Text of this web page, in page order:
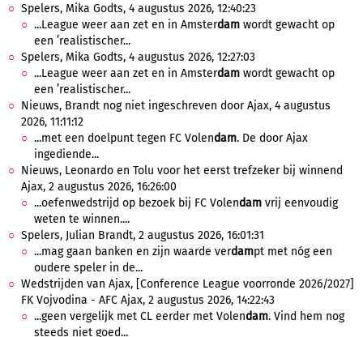
Spelers, Mika Godts, 4 augustus 2026, 12:40:23
...League weer aan zet en in Amsterdam wordt gewacht op
een ’realistischer...
Spelers, Mika Godts, 4 augustus 2026, 12:27:03
...League weer aan zet en in Amsterdam wordt gewacht op
een ’realistischer...
Nieuws, Brandt nog niet ingeschreven door Ajax, 4 augustus
2026, 11:11:12
...met een doelpunt tegen FC Volendam. De door Ajax
ingediende...
Nieuws, Leonardo en Tolu voor het eerst trefzeker bij winnend
Ajax, 2 augustus 2026, 16:26:00
...oefenwedstrijd op bezoek bij FC Volendam vrij eenvoudig
weten te winnen....
Spelers, Julian Brandt, 2 augustus 2026, 16:01:31
...mag gaan banken en zijn waarde verdampt met nóg een
oudere speler in de...
Wedstrijden van Ajax, [Conference League voorronde 2026/2027]
FK Vojvodina - AFC Ajax, 2 augustus 2026, 14:22:43
...geen vergelijk met CL eerder met Volendam. Vind hem nog
steeds niet goed...